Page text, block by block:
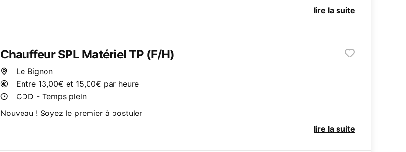
lire la suite
Chauffeur SPL Matériel TP (F/H)
Le Bignon
Entre 13,00€ et 15,00€ par heure
CDD - Temps plein
Nouveau ! Soyez le premier à postuler
lire la suite